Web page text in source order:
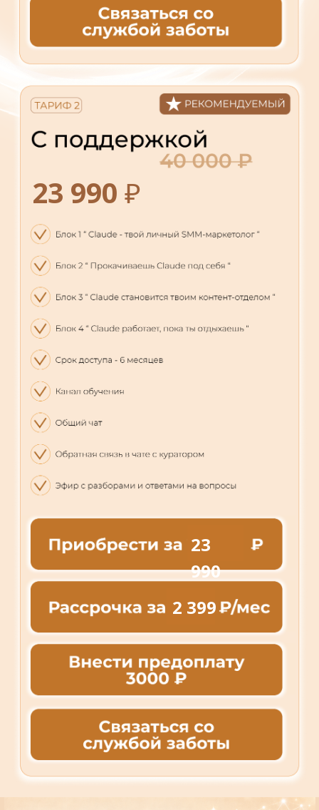
23 990 ₽
23
990
2 399